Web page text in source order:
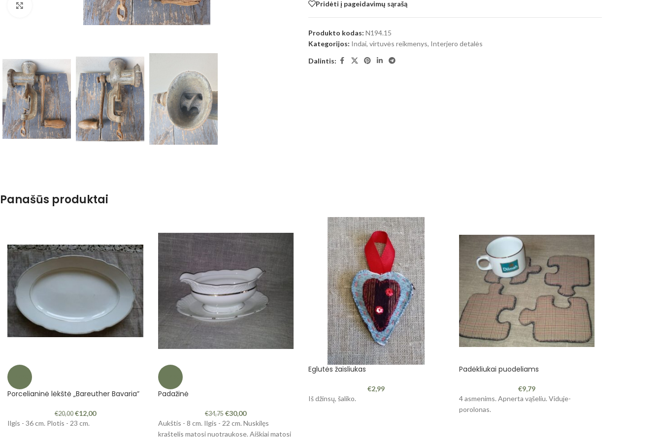
Spustelėkite, kad padidintumėte Pridėti į pageidavimų sąrašą
Produkto kodas: N194.15
Kategorijos: Indai, virtuvės reikmenys, Interjero detalės
Dalintis:
Panašūs produktai
Porcelianinė lėkštė „Bareuther Bavaria”
€20,00 €12,00
Ilgis - 36 cm. Plotis - 23 cm.
Padažinė
€34,75 €30,00
Aukštis - 8 cm. Ilgis - 22 cm. Nuskilęs
kraštelis matosi nuotraukose. Aiškiai matosi
Eglutės žaisliukas
€2,99
Iš džinsų, šaliko.
Padėkliukai puodeliams
€9,79
4 asmenims. Apnerta vąšeliu. Viduje-
porolonas.